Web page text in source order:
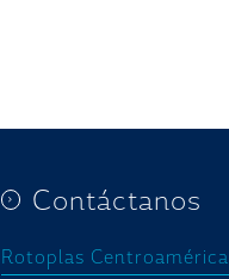
Contáctanos
Rotoplas Centroamérica